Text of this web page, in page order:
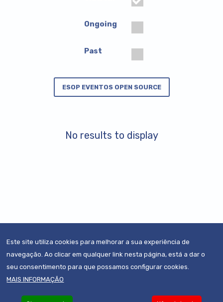
Ongoing
Past
ESOP EVENTOS OPEN SOURCE
No results to display
Este site utiliza cookies para melhorar a sua experiência de
navegação. Ao clicar em qualquer link nesta página, está a dar o
seu consentimento para que possamos configurar cookies.
MAIS INFORMAÇÃO